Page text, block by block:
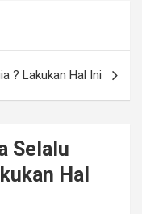
? Lakukan Hal Ini
Selalu
Hal